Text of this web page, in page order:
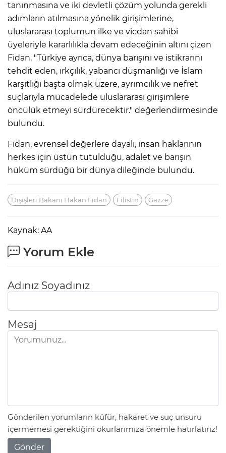
tanınmasına ve iki devletli çözüm yolunda gerekli
adımların atılmasına yönelik girişimlerine,
uluslararası toplumun ilke ve vicdan sahibi
üyeleriyle kararlılıkla devam edeceğinin altını çizen
Fidan, "Türkiye ayrıca, dünya barışını ve istikrarını
tehdit eden, ırkçılık, yabancı düşmanlığı ve İslam
karşıtlığı başta olmak üzere, ayrımcılık ve nefret
suçlarıyla mücadelede uluslararası girişimlere
öncülük etmeyi sürdürecektir." değerlendirmesinde
bulundu.
Fidan, evrensel değerlere dayalı, insan haklarının
herkes için üstün tutulduğu, adalet ve barışın
hüküm sürdüğü bir dünya dileğinde bulundu.
Dışişleri Bakanı Hakan Fidan Filistin Gazze
Kaynak: AA
Yorum Ekle
Adınız Soyadınız
Mesaj
Gönderilen yorumların küfür, hakaret ve suç unsuru
içermemesi gerektiğini okurlarımıza önemle hatırlatırız!
Gönder